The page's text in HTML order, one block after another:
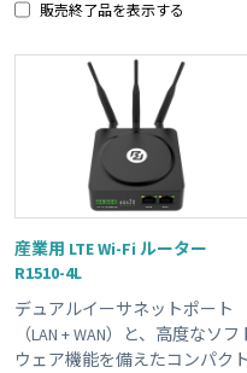
#アナログ入力 #planX2
#Raspberry Pi #LoRaWAN
#ACアダプタ #plan-K
#委託販売商品
#NTTドコモ網 対応商品
#plan01s #IoTレシピ
#加速度センサー
#スターターキット商品
#ボタン #planX1 #販
#ゲートウェイ #plan-DU
販売終了品を表示する
産業用 LTE Wi-Fi ルーター
R1510-4L
デュアルイーサネットポート
（LAN + WAN）と、高度なソフ
ウェア機能を備えたコンパクト